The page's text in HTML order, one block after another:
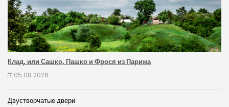
Клад, или Сашко, Пашко и Фрося из Парижа
05.08.2026
Двустворчатые двери